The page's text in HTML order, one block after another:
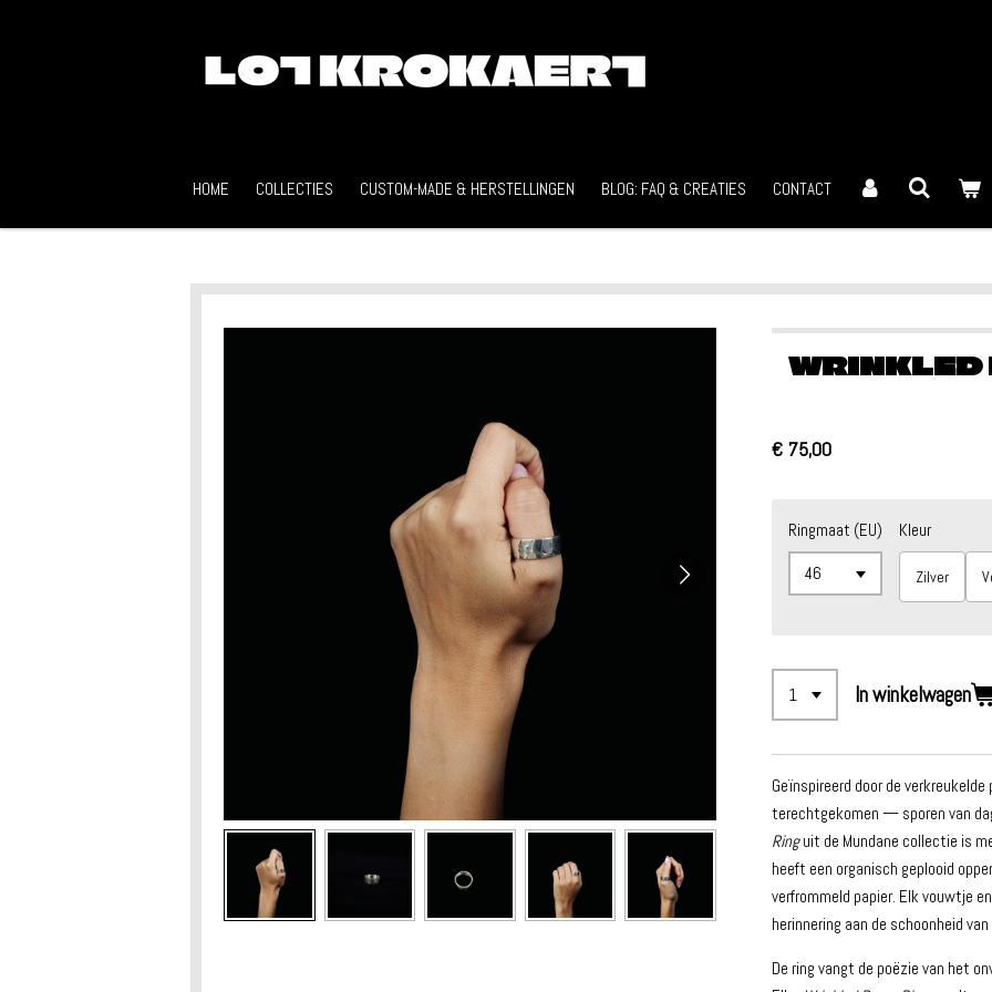
HOME COLLECTIES CUSTOM-MADE & HERSTELLINGEN BLOG: FAQ & CREATIES CONTACT
WRINKLED
€ 75,00
Ringmaat (EU) Kleur
Zilver
In winkelwagen
Geïnspireerd door de
terechtgekomen — sporen van
Ringuit de Mundane collectie is
heeft een organisch geplooid
verfrommeld papier. Elk vouwtje
herinnering aan de schoonheid
De ring vangt de poëzie van het